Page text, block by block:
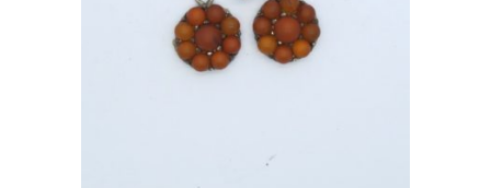
AJOUTER AU PANIER